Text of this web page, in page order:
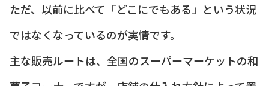
ただ、以前に比べて「どこにでもある」という状況
ではなくなっているのが実情です。
主な販売ルートは、全国のスーパーマーケットの和